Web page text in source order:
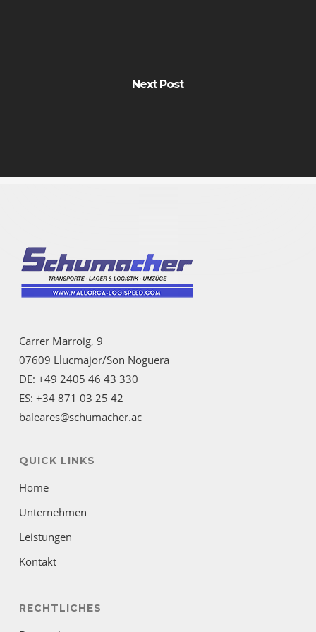
Next Post
Carrer Marroig, 9
07609 Llucmajor/Son Noguera
DE: +49 2405 46 43 330
ES: +34 871 03 25 42
baleares@schumacher.ac
QUICK LINKS
Home
Unternehmen
Leistungen
Kontakt
RECHTLICHES